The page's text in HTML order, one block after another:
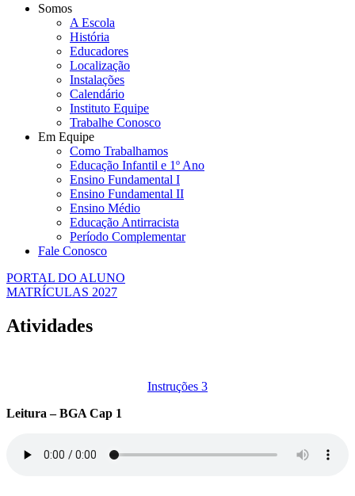
Somos
A Escola
História
Educadores
Localização
Instalações
Calendário
Instituto Equipe
Trabalhe Conosco
Em Equipe
Como Trabalhamos
Educação Infantil e 1º Ano
Ensino Fundamental I
Ensino Fundamental II
Ensino Médio
Educação Antirracista
Período Complementar
Fale Conosco
PORTAL DO ALUNO
MATRÍCULAS 2027
Atividades
Instruções 3
Leitura – BGA Cap 1